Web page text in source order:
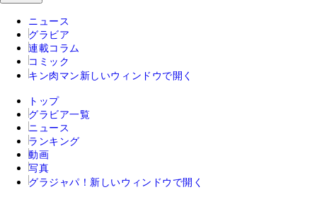
ニュース
グラビア
連載コラム
コミック
キン肉マン 新しいウィンドウで開く
トップ
グラビア一覧
ニュース
ランキング
動画
写真
グラジャパ！ 新しいウィンドウで開く